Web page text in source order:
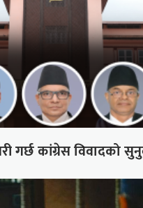
गर्छ कांग्रेस विवादको